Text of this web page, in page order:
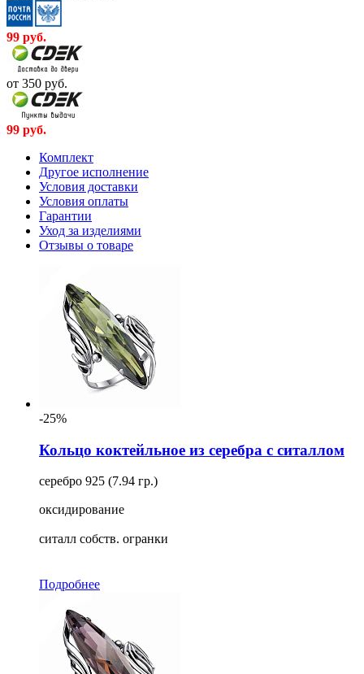
99 руб.
от 350 руб.
99 руб.
Комплект
Другое исполнение
Условия доставки
Условия оплаты
Гарантии
Уход за изделиями
Отзывы о товаре
-25%
Кольцо коктейльное из серебра с ситаллом
серебро 925 (7.94 гр.)
оксидирование
ситалл собств. огранки
Подробнее